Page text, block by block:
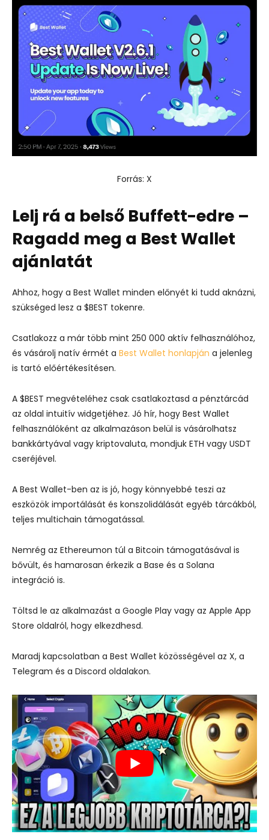
Forrás: X
Lelj rá a belső Buffett-edre –
Ragadd meg a Best Wallet
ajánlatát
Ahhoz, hogy a Best Wallet minden előnyét ki tudd aknázni,
szükséged lesz a $BEST tokenre.
Csatlakozz a már több mint 250 000 aktív felhasználóhoz,
és vásárolj natív érmét a Best Wallet honlapján a jelenleg
is tartó előértékesítésen.
A $BEST megvételéhez csak csatlakoztasd a pénztárcád
az oldal intuitív widgetjéhez. Jó hír, hogy Best Wallet
felhasználóként az alkalmazáson belül is vásárolhatsz
bankkártyával vagy kriptovaluta, mondjuk ETH vagy USDT
cseréjével.
A Best Wallet-ben az is jó, hogy könnyebbé teszi az
eszközök importálását és konszolidálását egyéb tárcákból,
teljes multichain támogatással.
Nemrég az Ethereumon túl a Bitcoin támogatásával is
bővült, és hamarosan érkezik a Base és a Solana
integráció is.
Töltsd le az alkalmazást a Google Play vagy az Apple App
Store oldalról, hogy elkezdhesd.
Maradj kapcsolatban a Best Wallet közösségével az X, a
Telegram és a Discord oldalakon.